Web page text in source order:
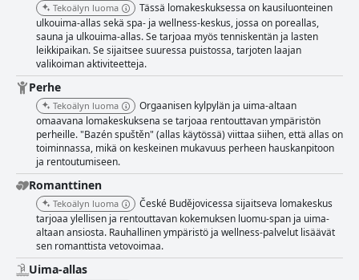
Tekoälyn luoma
Tässä lomakeskuksessa on kausiluonteinen
ulkouima-allas sekä spa- ja wellness-keskus, jossa on poreallas,
sauna ja ulkouima-allas. Se tarjoaa myös tenniskentän ja lasten
leikkipaikan. Se sijaitsee suuressa puistossa, tarjoten laajan
valikoiman aktiviteetteja.
Perhe
Tekoälyn luoma
Orgaanisen kylpylän ja uima-altaan
omaavana lomakeskuksena se tarjoaa rentouttavan ympäristön
perheille. "Bazén spuštěn" (allas käytössä) viittaa siihen, että allas on
toiminnassa, mikä on keskeinen mukavuus perheen hauskanpitoon
ja rentoutumiseen.
Romanttinen
Tekoälyn luoma
České Budějovicessa sijaitseva lomakeskus
tarjoaa ylellisen ja rentouttavan kokemuksen luomu-span ja uima-
altaan ansiosta. Rauhallinen ympäristö ja wellness-palvelut lisäävät
sen romanttista vetovoimaa.
Uima-allas